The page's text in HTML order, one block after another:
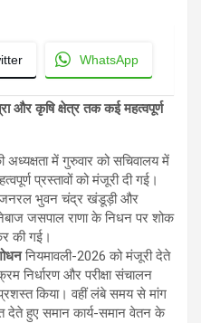
WhatsApp
और कृषि क्षेत्र तक कई महत्वपूर्ण
अध्यक्षता में गुरुवार को सचिवालय में
प्रस्तावों को मंजूरी दी गई।
जनरल भुवन चंद्र खंडूड़ी और
जसपाल राणा के निधन पर शोक
की गई।
नियमावली-2026 को मंजूरी देते
निर्धारण और परीक्षा संचालन
किया। वहीं लंबे समय से मांग
देते हुए समान कार्य-समान वेतन के